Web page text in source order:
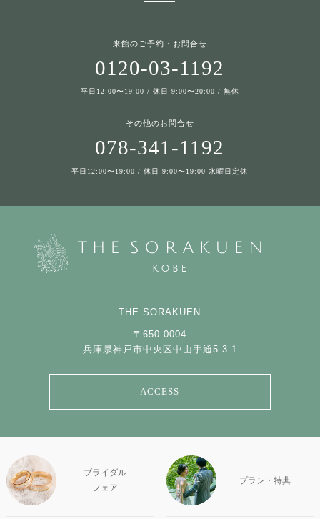
来館のご予約・お問合せ
0120-03-1192
平日12:00〜19:00 / 休日 9:00〜20:00 / 無休
その他のお問合せ
078-341-1192
平日12:00〜19:00 / 休日 9:00〜19:00 水曜日定休
THE SORAKUEN
〒650-0004
兵庫県神戸市中央区中山手通5-3-1
ACCESS
ブライダル
フェア
プラン・特典